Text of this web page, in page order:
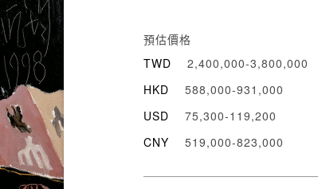
預估價格
TWD
2,400,000-3,800,000
HKD
588,000-931,000
USD
75,300-119,200
CNY
519,000-823,000